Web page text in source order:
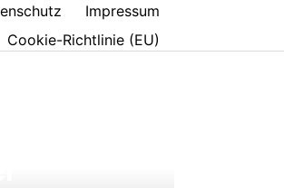
Impressum
Cookie-Richtlinie (EU)